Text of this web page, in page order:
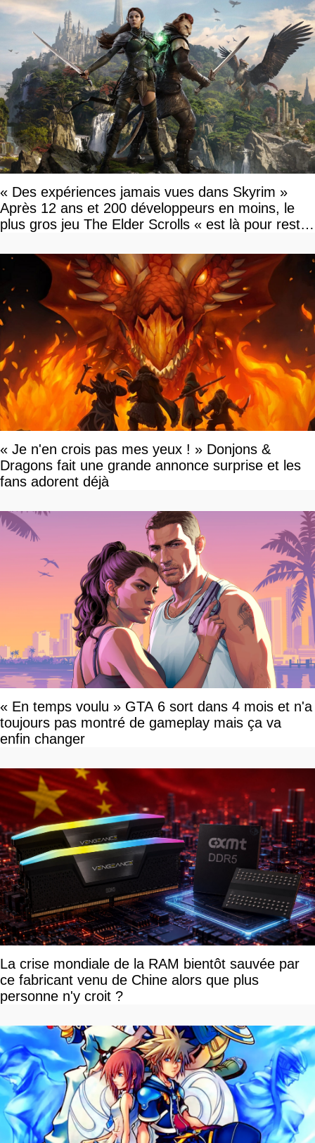
« Des expériences jamais vues dans Skyrim »
Après 12 ans et 200 développeurs en moins, le
plus gros jeu The Elder Scrolls « est là pour rester
« Je n'en crois pas mes yeux ! » Donjons &
Dragons fait une grande annonce surprise et les
fans adorent déjà
« En temps voulu » GTA 6 sort dans 4 mois et n'a
toujours pas montré de gameplay mais ça va
enfin changer
La crise mondiale de la RAM bientôt sauvée par
ce fabricant venu de Chine alors que plus
personne n'y croit ?